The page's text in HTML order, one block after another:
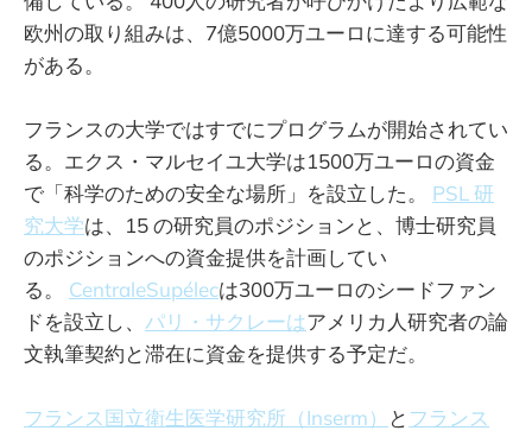
欧州の取り組みは、7億5000万ユーロに達する可能性
がある。
フランスの大学ではすでにプログラムが開始されてい
る。エクス・マルセイユ大学は1500万ユーロの資金
で「科学のための安全な場所」を設立した。 PSL 研
究大学は、15 の研究員のポジションと、博士研究員
のポジションへの資金提供を計画してい
る。 CentraleSupélecは300万ユーロのシードファン
ドを設立し、 パリ・サクレーはアメリカ人研究者の論
文執筆契約と滞在に資金を提供する予定だ。
フランス国立衛生医学研究所（Inserm） と フランス